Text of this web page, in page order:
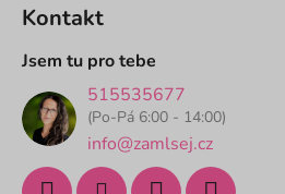
Kontakt
Jsem tu pro tebe
515535677
(Po-Pá 6:00 - 14:00)
info@zamlsej.cz